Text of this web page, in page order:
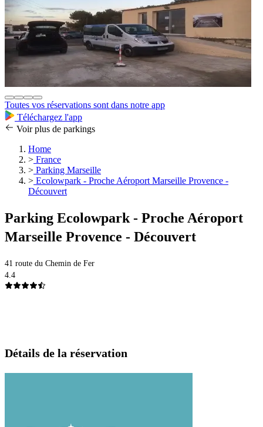
Toutes vos réservations sont dans notre app
Téléchargez l'app
Voir plus de parkings
Home
> France
> Parking Marseille
> Ecolowpark - Proche Aéroport Marseille Provence -
Découvert
Parking Ecolowpark - Proche Aéroport
Marseille Provence - Découvert
41 route du Chemin de Fer
4.4
Détails de la réservation